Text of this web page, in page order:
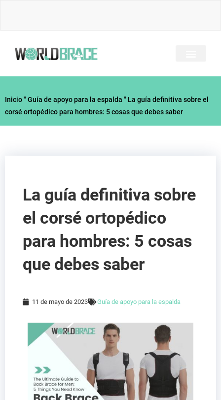
Inicio" Guía de apoyo para la espalda " La guía definitiva sobre el
corsé ortopédico para hombres: 5 cosas que debes saber
La guía definitiva sobre
el corsé ortopédico
para hombres: 5 cosas
que debes saber
11 de mayo de 2023 Guía de apoyo para la espalda